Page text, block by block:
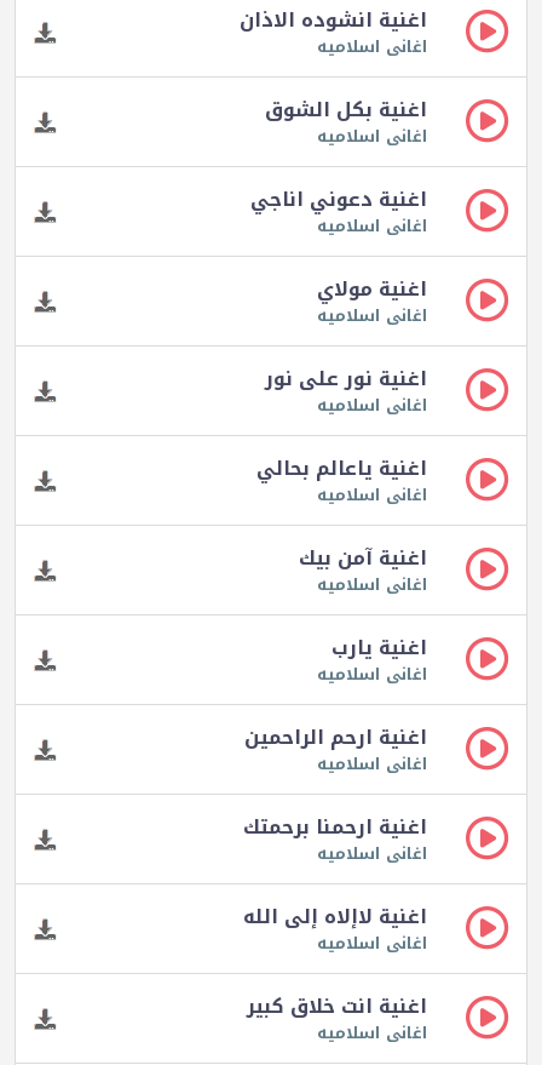
اغنية انشوده الاذان
اغانى اسلاميه
اغنية بكل الشوق
اغانى اسلاميه
اغنية دعوني اناجي
اغانى اسلاميه
اغنية مولاي
اغانى اسلاميه
اغنية نور على نور
اغانى اسلاميه
اغنية ياعالم بحالي
اغانى اسلاميه
اغنية آمن بيك
اغانى اسلاميه
اغنية يارب
اغانى اسلاميه
اغنية ارحم الراحمين
اغانى اسلاميه
اغنية ارحمنا برحمتك
اغانى اسلاميه
اغنية لاإلاه إلى الله
اغانى اسلاميه
اغنية انت خلاق كبير
اغانى اسلاميه